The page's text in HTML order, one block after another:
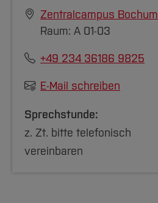
Zentralcampus Bochum
Raum: A 01-03
+49 234 36186 9825
E-Mail schreiben
Sprechstunde:
z. Zt. bitte telefonisch
vereinbaren